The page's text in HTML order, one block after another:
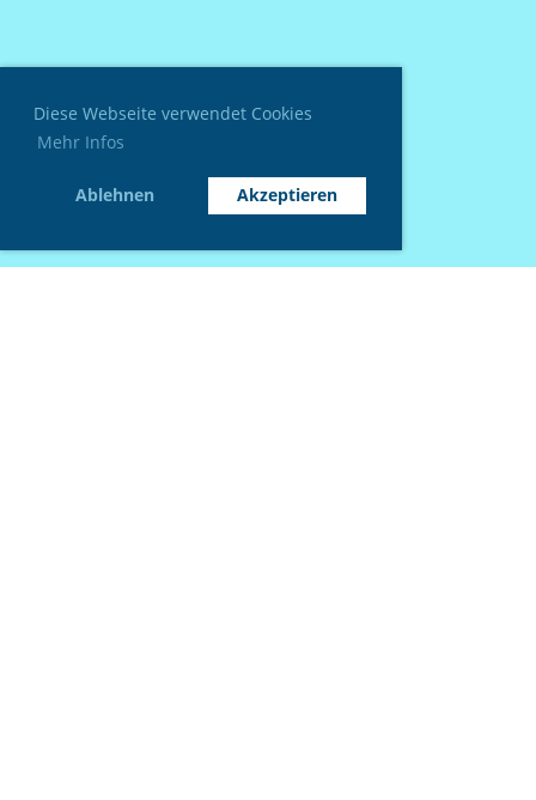
Diese Webseite verwendet Cookies
Mehr Infos
Ablehnen Akzeptieren